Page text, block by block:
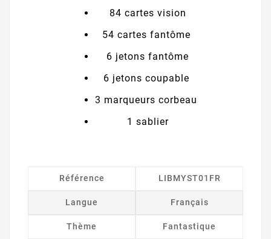
84 cartes vision
54 cartes fantôme
6 jetons fantôme
6 jetons coupable
3 marqueurs corbeau
1 sablier
Référence LIBMYST01FR
Langue Français
Thème Fantastique